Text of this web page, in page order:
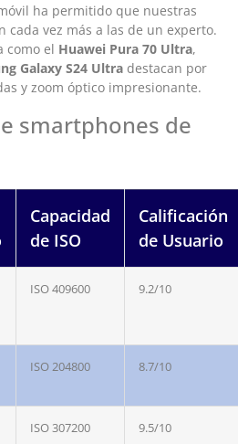
ha permitido que nuestras
cada vez más a las de un experto.
como el Huawei Pura 70 Ultra,
Galaxy S24 Ultra destacan por
y zoom óptico impresionante.
smartphones de
Capacidad
de ISO
Calificación
de Usuario
ISO 409600 9.2/10
ISO 204800 8.7/10
ISO 307200 9.5/10